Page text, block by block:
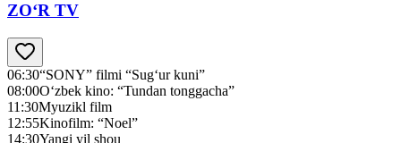
ZO‘R TV
06:30“SONY” filmi “Sug‘ur kuni”
08:00O‘zbek kino: “Tundan tonggacha”
11:30Myuzikl film
12:55Kinofilm: “Noel”
14:30Yangi yil shou